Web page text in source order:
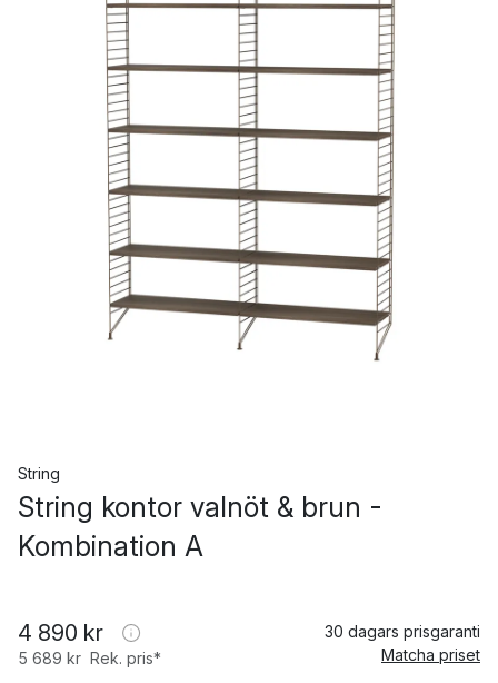
String
String kontor valnöt & brun -
Kombination A
4 890 kr
5 689 kr Rek. pris*
30 dagars prisgaranti
Matcha priset